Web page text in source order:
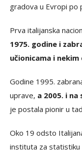
gradova u Evropi po
Prva italijanska
1975. godine i
učionicama i
Godine 1995.
uprave, a 2005. i
je postala pionir u
Oko 19 odsto
instituta za statistiku